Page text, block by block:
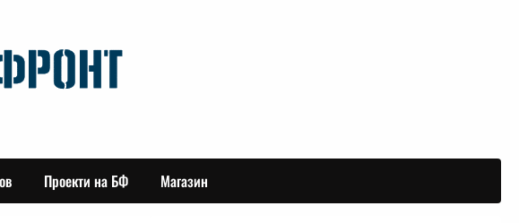
Проекти на БФ Магазин